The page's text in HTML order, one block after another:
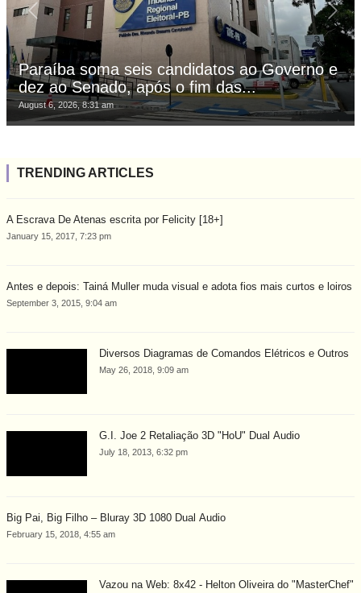
Paraíba soma seis candidatos ao Governo e
dez ao Senado, após o fim das...
August 6, 2026, 8:31 am
TRENDING ARTICLES
A Escrava De Atenas escrita por Felicity [18+]
January 15, 2017, 7:23 pm
Antes e depois: Tainá Muller muda visual e adota fios mais curtos e loiros
September 3, 2015, 9:04 am
Diversos Diagramas de Comandos Elétricos e Outros
May 26, 2018, 9:09 am
G.I. Joe 2 Retaliação 3D "HoU" Dual Áudio
July 18, 2013, 6:32 pm
Big Pai, Big Filho – Bluray 3D 1080 Dual Áudio
February 15, 2018, 4:55 am
Vazou na Web: 8x42 - Helton Oliveira do "MasterChef"